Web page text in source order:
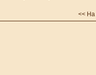
<< На